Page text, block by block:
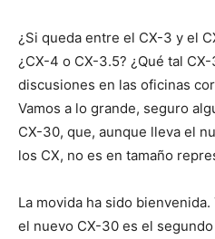
¿Si queda entre el CX-3 y el
¿CX-4 o CX-3.5? ¿Qué tal
discusiones en las oficinas
Vamos a lo grande, seguro
CX-30, que, aunque lleva el
los CX, no es en tamaño
La movida ha sido
el nuevo CX-30 es el